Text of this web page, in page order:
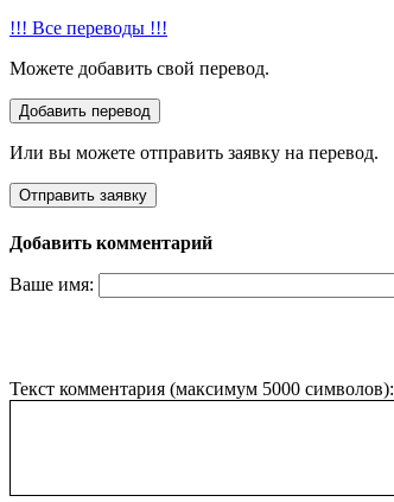
!!! Все переводы !!!
Можете добавить свой перевод.
Или вы можете отправить заявку на перевод.
Добавить комментарий
Ваше имя:
Текст комментария (максимум 5000 символов):